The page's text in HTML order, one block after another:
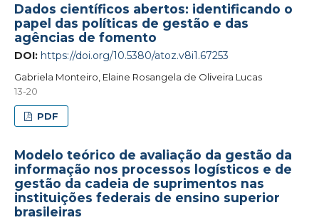
Dados científicos abertos: identificando o
papel das políticas de gestão e das
agências de fomento
DOI: https://doi.org/10.5380/atoz.v8i1.67253
Gabriela Monteiro, Elaine Rosangela de Oliveira Lucas
13-20
PDF
Modelo teórico de avaliação da gestão da
informação nos processos logísticos e de
gestão da cadeia de suprimentos nas
instituições federais de ensino superior
brasileiras